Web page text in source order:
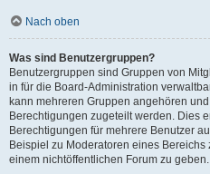
Nach oben
Was sind Benutzergruppen?
Benutzergruppen sind Gruppen von
in für die Board-Administration
kann mehreren Gruppen angehören
Berechtigungen zugeteilt werden. Dies
Berechtigungen für mehrere Benutzer
Beispiel zu Moderatoren eines
einem nichtöffentlichen Forum zu geben.